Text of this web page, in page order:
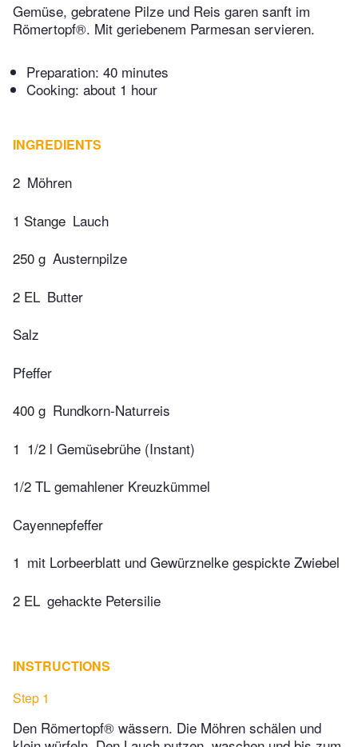
Gemüse, gebratene Pilze und Reis garen sanft im
Römertopf®. Mit geriebenem Parmesan servieren.
Preparation: 40 minutes
Cooking: about 1 hour
INGREDIENTS
2 Möhren
1 Stange Lauch
250 g Austernpilze
2 EL Butter
Salz
Pfeffer
400 g Rundkorn-Naturreis
1 1/2 l Gemüsebrühe (Instant)
1/2 TL gemahlener Kreuzkümmel
Cayennepfeffer
1 mit Lorbeerblatt und Gewürznelke gespickte Zwiebel
2 EL gehackte Petersilie
INSTRUCTIONS
Step 1
Den Römertopf® wässern. Die Möhren schälen und